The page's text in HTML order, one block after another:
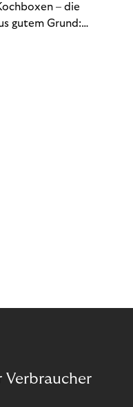
– die
gutem Grund:
Produkte und
Verbraucher